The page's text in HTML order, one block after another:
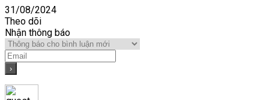
31/08/2024
Theo dõi
Nhận thông báo